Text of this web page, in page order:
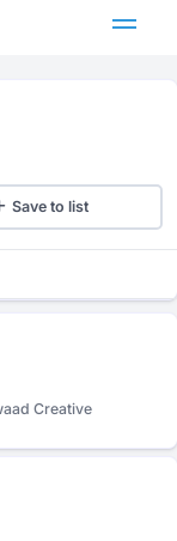
Save to list
Creative